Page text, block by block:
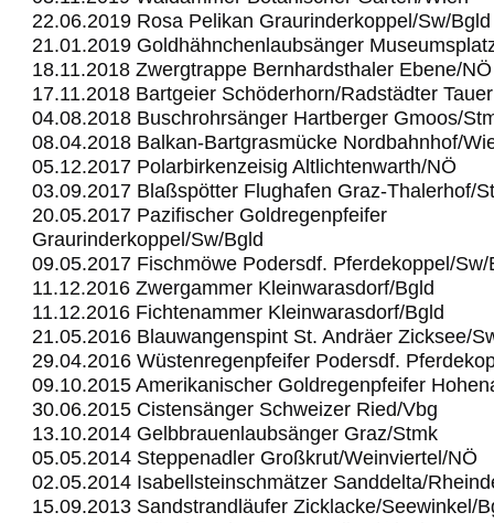
22.06.2019 Rosa Pelikan Graurinderkoppel/Sw/Bgld
21.01.2019 Goldhähnchenlaubsänger
18.11.2018 Zwergtrappe Bernhardsthaler Ebene/NÖ
17.11.2018 Bartgeier Schöderhorn/Radstädter
04.08.2018 Buschrohrsänger Hartberger Gmoos/
08.04.2018 Balkan-Bartgrasmücke Nordbahnhof/
05.12.2017 Polarbirkenzeisig Altlichtenwarth/NÖ
03.09.2017 Blaßspötter Flughafen Graz-Thalerhof/
20.05.2017 Pazifischer Goldregenpfeifer
Graurinderkoppel/Sw/Bgld
09.05.2017 Fischmöwe Podersdf. Pferdekoppel/Sw/
11.12.2016 Zwergammer Kleinwarasdorf/Bgld
11.12.2016 Fichtenammer Kleinwarasdorf/Bgld
21.05.2016 Blauwangenspint St. Andräer Zicksee/
29.04.2016 Wüstenregenpfeifer Podersdf.
09.10.2015 Amerikanischer Goldregenpfeifer
30.06.2015 Cistensänger Schweizer Ried/Vbg
13.10.2014 Gelbbrauenlaubsänger Graz/Stmk
05.05.2014 Steppenadler Großkrut/Weinviertel/NÖ
02.05.2014 Isabellsteinschmätzer Sanddelta/
15.09.2013 Sandstrandläufer Zicklacke/Seewinkel/